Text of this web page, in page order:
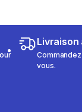
Livraison
vous.